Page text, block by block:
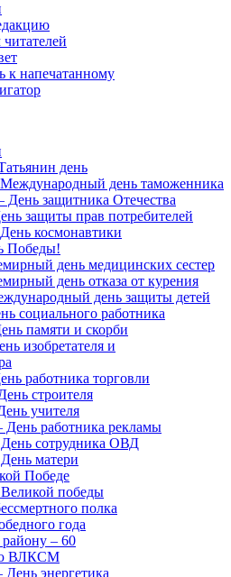
к напечатанному
день
Международный день таможенника
День защитника Отечества
защиты прав потребителей
космонавтики
Победы!
день медицинских сестер
день отказа от курения
день защиты детей
социального работника
памяти и скорби
изобретателя и
работника торговли
строителя
учителя
День работника рекламы
День сотрудника ОВД
матери
Победе
победы
полка
года
– 60
ВЛКСМ
День энергетика